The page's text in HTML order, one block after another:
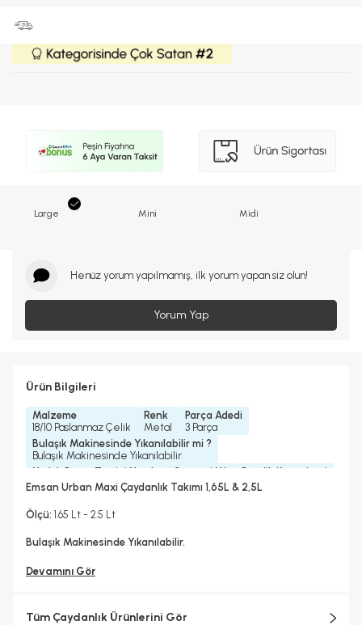
Large Mini Midi
Henüz yorum yapılmamış, ilk yorum yapan siz olun!
Yorum Yap
Ürün Bilgileri
Malzeme
18/10 Paslanmaz Çelik
Renk
Metal
Parça Adedi
3 Parça
Bulaşık Makinesinde Yıkanılabilir mi ?
Bulaşık Makinesinde Yıkanılabilir
Yedek Parça Temini Yapılır
Evet
Garanti Yılı
2 Yıl
Demlik Kapasitesi
1, 65 Lt
Metal Kulp
Emsan Urban Maxi Çaydanlık Takımı 1,65L & 2,5L
Ölçü: 1.65 Lt - 2.5 Lt
Bulaşık Makinesinde Yıkanılabilir.
Devamını Gör
Tüm Çaydanlık Ürünlerini Gör